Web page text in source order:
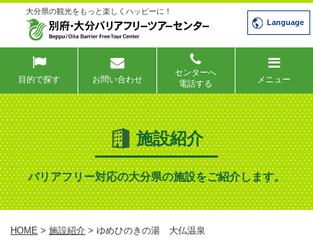
大分県の観光をもっと楽しくハッピーに！
Language
目的で探す お問い合わせ
センターへ
電話する
メニュー
施設紹介
バリアフリー対応の大分県の施設をご紹介します。
HOME > 施設紹介 > ゆめひのきの湯 大仏温泉